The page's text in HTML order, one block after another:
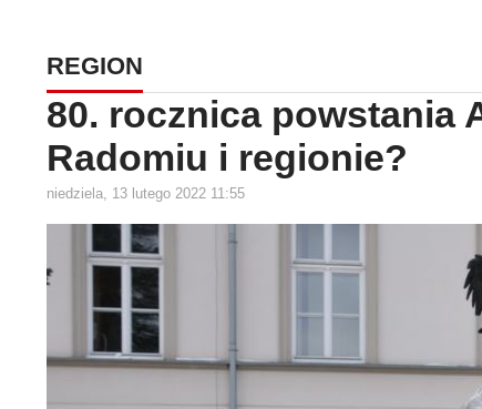
REGION
80. rocznica powstania
Radomiu i regionie?
niedziela, 13 lutego 2022 11:55